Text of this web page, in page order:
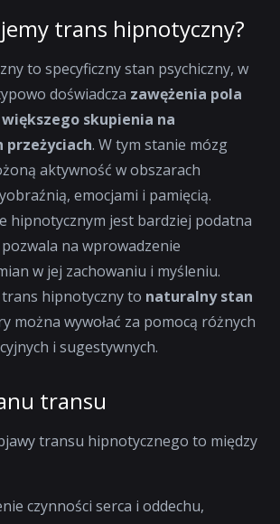
trans hipnotyczny?
to specyficzny stan psychiczny, w
doświadcza zawężenia pola
większego skupienia na
. W tym stanie mózg
aktywność w obszarach
emocjami i pamięcią.
hipnotycznym jest bardziej podatna
na wprowadzenie
w jej zachowaniu i myśleniu.
trans hipnotyczny to naturalny stan
można wywołać za pomocą różnych
i sugestywnych.
transu
transu hipnotycznego to między
czynności serca i oddechu,